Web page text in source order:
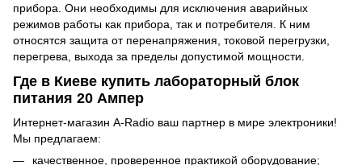
прибора. Они необходимы для исключения аварийных
режимов работы как прибора, так и потребителя. К ним
относятся защита от перенапряжения, токовой перегрузки,
перегрева, выхода за пределы допустимой мощности.
Где в Киеве купить лабораторный блок
питания 20 Ампер
Интернет-магазин A-Radio ваш партнер в мире электроники!
Мы предлагаем:
качественное, проверенное практикой оборудование;